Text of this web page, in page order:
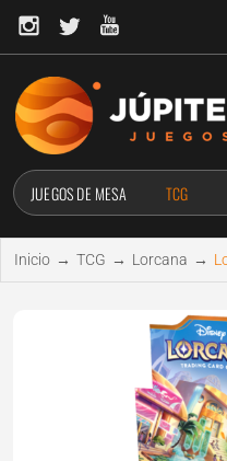
JUEGOS DE MESA TCG
Inicio → TCG → Lorcana →